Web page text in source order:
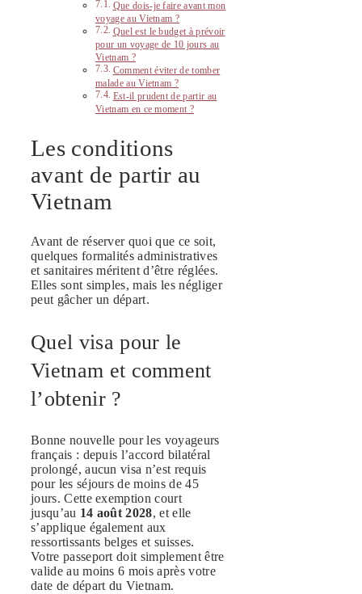
Que dois-je faire avant mon
voyage au Vietnam ?
Quel est le budget à prévoir
pour un voyage de 10 jours au
Vietnam ?
Comment éviter de tomber
malade au Vietnam ?
Est-il prudent de partir au
Vietnam en ce moment ?
Les conditions
avant de partir au
Vietnam
Avant de réserver quoi que ce soit,
quelques formalités administratives
et sanitaires méritent d’être réglées.
Elles sont simples, mais les négliger
peut gâcher un départ.
Quel visa pour le
Vietnam et comment
l’obtenir ?
Bonne nouvelle pour les voyageurs
français : depuis l’accord bilatéral
prolongé, aucun visa n’est requis
pour les séjours de moins de 45
jours. Cette exemption court
jusqu’au 14 août 2028, et elle
s’applique également aux
ressortissants belges et suisses.
Votre passeport doit simplement être
valide au moins 6 mois après votre
date de départ du Vietnam.